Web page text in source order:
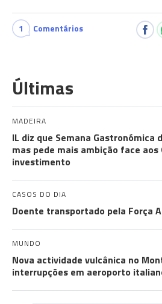
1 Comentários
Últimas
MADEIRA
IL diz que Semana Gastronómica
mas pede mais ambição face aos
investimento
CASOS DO DIA
Doente transportado pela Força
MUNDO
Nova actividade vulcânica no
interrupções em aeroporto